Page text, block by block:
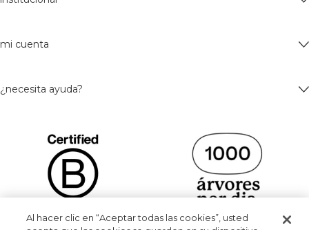
mi cuenta
¿necesita ayuda?
Al hacer clic en “Aceptar todas las cookies”, usted